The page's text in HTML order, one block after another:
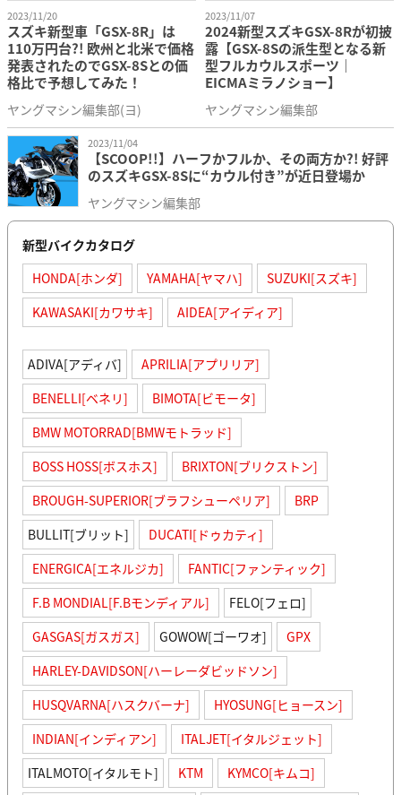
2023/11/20
スズキ新型車「GSX-8R」は
110万円台?! 欧州と北米で価格
発表されたのでGSX-8Sとの価
格比で予想してみた！
ヤングマシン編集部(ヨ)
2023/11/07
2024新型スズキGSX-8Rが初披
露【GSX-8Sの派生型となる新
型フルカウルスポーツ｜
EICMAミラノショー】
ヤングマシン編集部
2023/11/04
【SCOOP!!】ハーフかフルか、その両方か?! 好評
のスズキGSX-8Sに“カウル付き”が近日登場か
ヤングマシン編集部
新型バイクカタログ
HONDA[ホンダ]
YAMAHA[ヤマハ]
SUZUKI[スズキ]
KAWASAKI[カワサキ]
AIDEA[アイディア]
ADIVA[アディバ]
APRILIA[アプリリア]
BENELLI[ベネリ]
BIMOTA[ビモータ]
BMW MOTORRAD[BMWモトラッド]
BOSS HOSS[ボスホス]
BRIXTON[ブリクストン]
BROUGH-SUPERIOR[ブラフシューペリア]
BRP
BULLIT[ブリット]
DUCATI[ドゥカティ]
ENERGICA[エネルジカ]
FANTIC[ファンティック]
F.B MONDIAL[F.Bモンディアル]
FELO[フェロ]
GASGAS[ガスガス]
GOWOW[ゴーワオ]
GPX
HARLEY-DAVIDSON[ハーレーダビッドソン]
HUSQVARNA[ハスクバーナ]
HYOSUNG[ヒョースン]
INDIAN[インディアン]
ITALJET[イタルジェット]
ITALMOTO[イタルモト]
KTM
KYMCO[キムコ]